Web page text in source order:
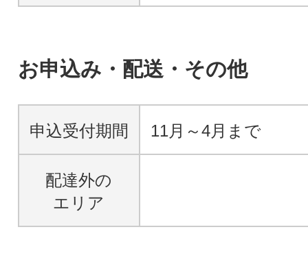
お申込み・配送・その他
申込受付期間 11月～4月まで
配達外の
エリア